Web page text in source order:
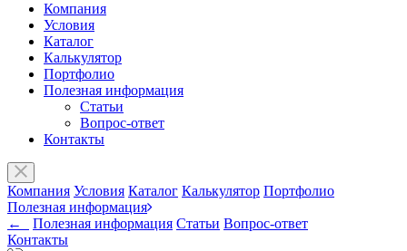
Компания
Условия
Каталог
Калькулятор
Портфолио
Полезная информация
Статьи
Вопрос-ответ
Контакты
Компания Условия Каталог Калькулятор Портфолио
Полезная информация
←
Полезная информация Статьи Вопрос-ответ
Контакты